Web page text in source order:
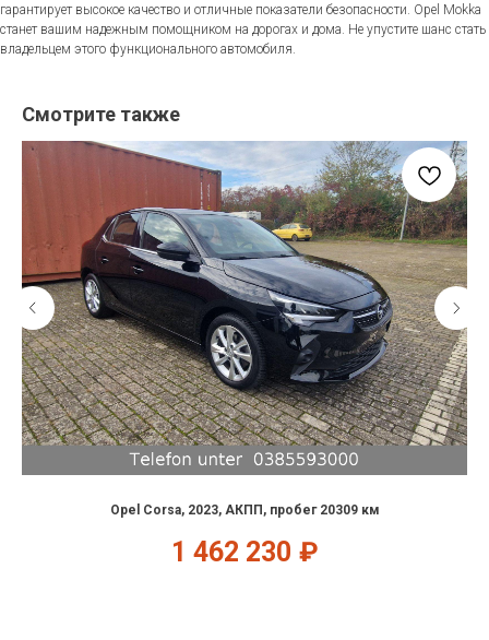
гарантирует высокое качество и отличные показатели безопасности. Opel Mokka
станет вашим надежным помощником на дорогах и дома. Не упустите шанс стать
владельцем этого функционального автомобиля.
Смотрите также
Opel Corsa, 2023, АКПП, пробег 20309 км
1 462 230 ₽